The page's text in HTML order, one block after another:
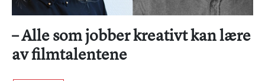
– Alle som jobber kreativt kan lære
av filmtalentene